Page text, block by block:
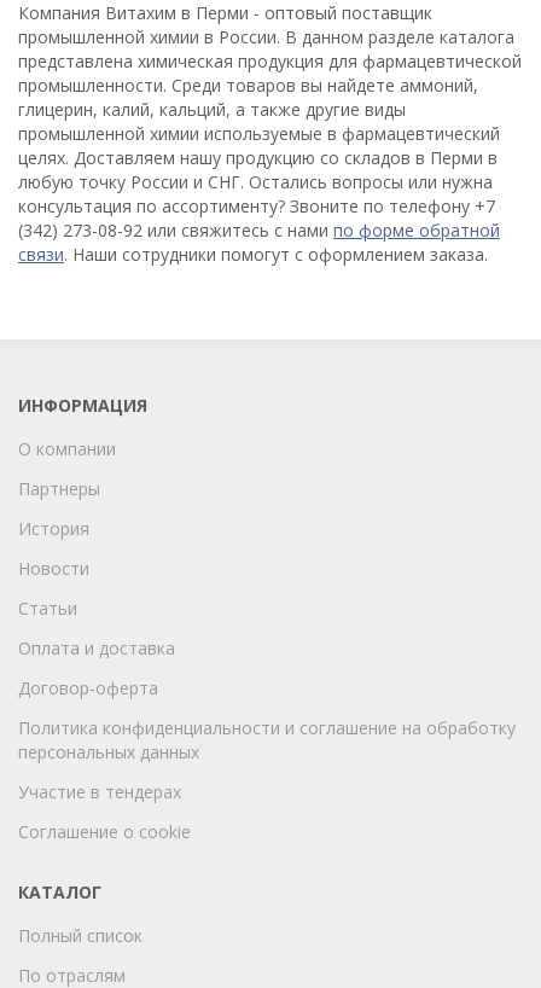
Компания Витахим в Перми - оптовый поставщик
промышленной химии в России. В данном разделе каталога
представлена химическая продукция для фармацевтической
промышленности. Среди товаров вы найдете аммоний,
глицерин, калий, кальций, а также другие виды
промышленной химии используемые в фармацевтический
целях. Доставляем нашу продукцию со складов в Перми в
любую точку России и СНГ. Остались вопросы или нужна
консультация по ассортименту? Звоните по телефону +7
(342) 273-08-92 или свяжитесь с нами по форме обратной
связи. Наши сотрудники помогут с оформлением заказа.
ИНФОРМАЦИЯ
О компании
Партнеры
История
Новости
Статьи
Оплата и доставка
Договор-оферта
Политика конфиденциальности и соглашение на обработку
персональных данных
Участие в тендерах
Соглашение о cookie
КАТАЛОГ
Полный список
По отраслям